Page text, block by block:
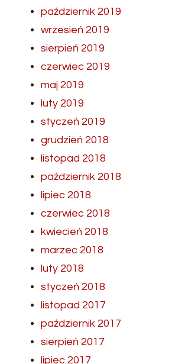
październik 2019
wrzesień 2019
sierpień 2019
czerwiec 2019
maj 2019
luty 2019
styczeń 2019
grudzień 2018
listopad 2018
październik 2018
lipiec 2018
czerwiec 2018
kwiecień 2018
marzec 2018
luty 2018
styczeń 2018
listopad 2017
październik 2017
sierpień 2017
lipiec 2017